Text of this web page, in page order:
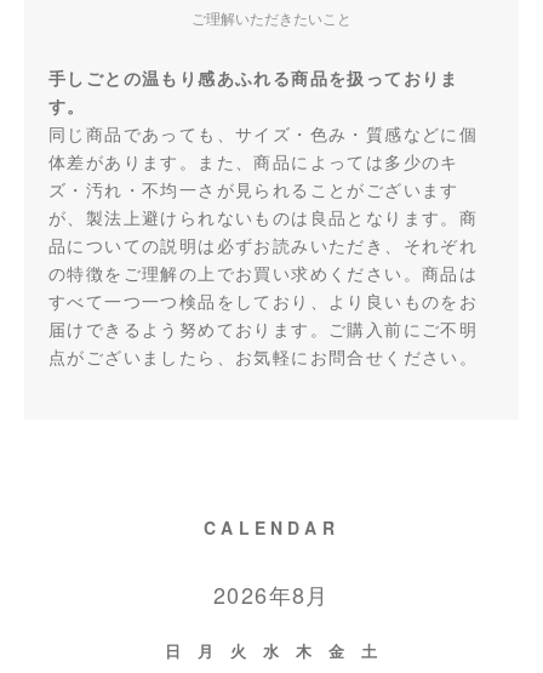
ご理解いただきたいこと
手しごとの温もり感あふれる商品を扱っておりま
す。
同じ商品であっても、サイズ・色み・質感などに個
体差があります。また、商品によっては多少のキ
ズ・汚れ・不均一さが見られることがございます
が、製法上避けられないものは良品となります。商
品についての説明は必ずお読みいただき、それぞれ
の特徴をご理解の上でお買い求めください。商品は
すべて一つ一つ検品をしており、より良いものをお
届けできるよう努めております。ご購入前にご不明
点がございましたら、お気軽にお問合せください。
CALENDAR
2026年8月
日 月 火 水 木 金
土